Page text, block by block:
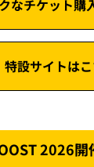
なチケット購
特設サイトは
2026開